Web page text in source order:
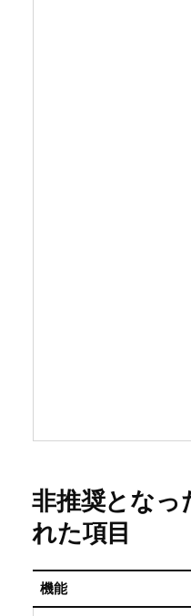
非推奨となっ
れた項目
機能